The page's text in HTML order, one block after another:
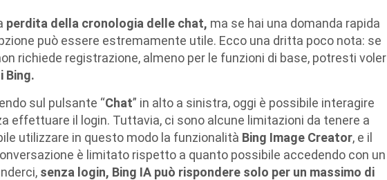
perdita della cronologia delle chat, ma se hai una domanda rapida
può essere estremamente utile. Ecco una dritta poco nota: se
richiede registrazione, almeno per le funzioni di base, potresti voler
Bing.
sul pulsante “Chat” in alto a sinistra, oggi è possibile interagire
effettuare il login. Tuttavia, ci sono alcune limitazioni da tenere a
utilizzare in questo modo la funzionalità Bing Image Creator, e il
è limitato rispetto a quanto possibile accedendo con un
senza login, Bing IA può rispondere solo per un massimo di